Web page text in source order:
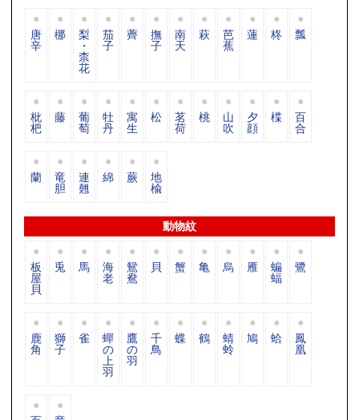
唐
辛
梛 梨
・
柰
花
茄
子
薺 撫
子
南
天
萩 芭
蕉
蓮 柊 瓢
枇
杷
藤 葡
萄
牡
丹
寓
生
松 茗
荷
桃 山
吹
夕
顔
楪 百
合
蘭 竜
胆
連
翹
綿 蕨 地
楡
動物紋
板
屋
貝
兎 馬 海
老
鴛
鴦
貝 蟹 亀 烏 雁 蝙
蝠
鷺
鹿
角
獅
子
雀 蟬
の
上
羽
鷹
の
羽
千
鳥
蝶 鶴 蜻
蛉
鳩 蛤 鳳
凰